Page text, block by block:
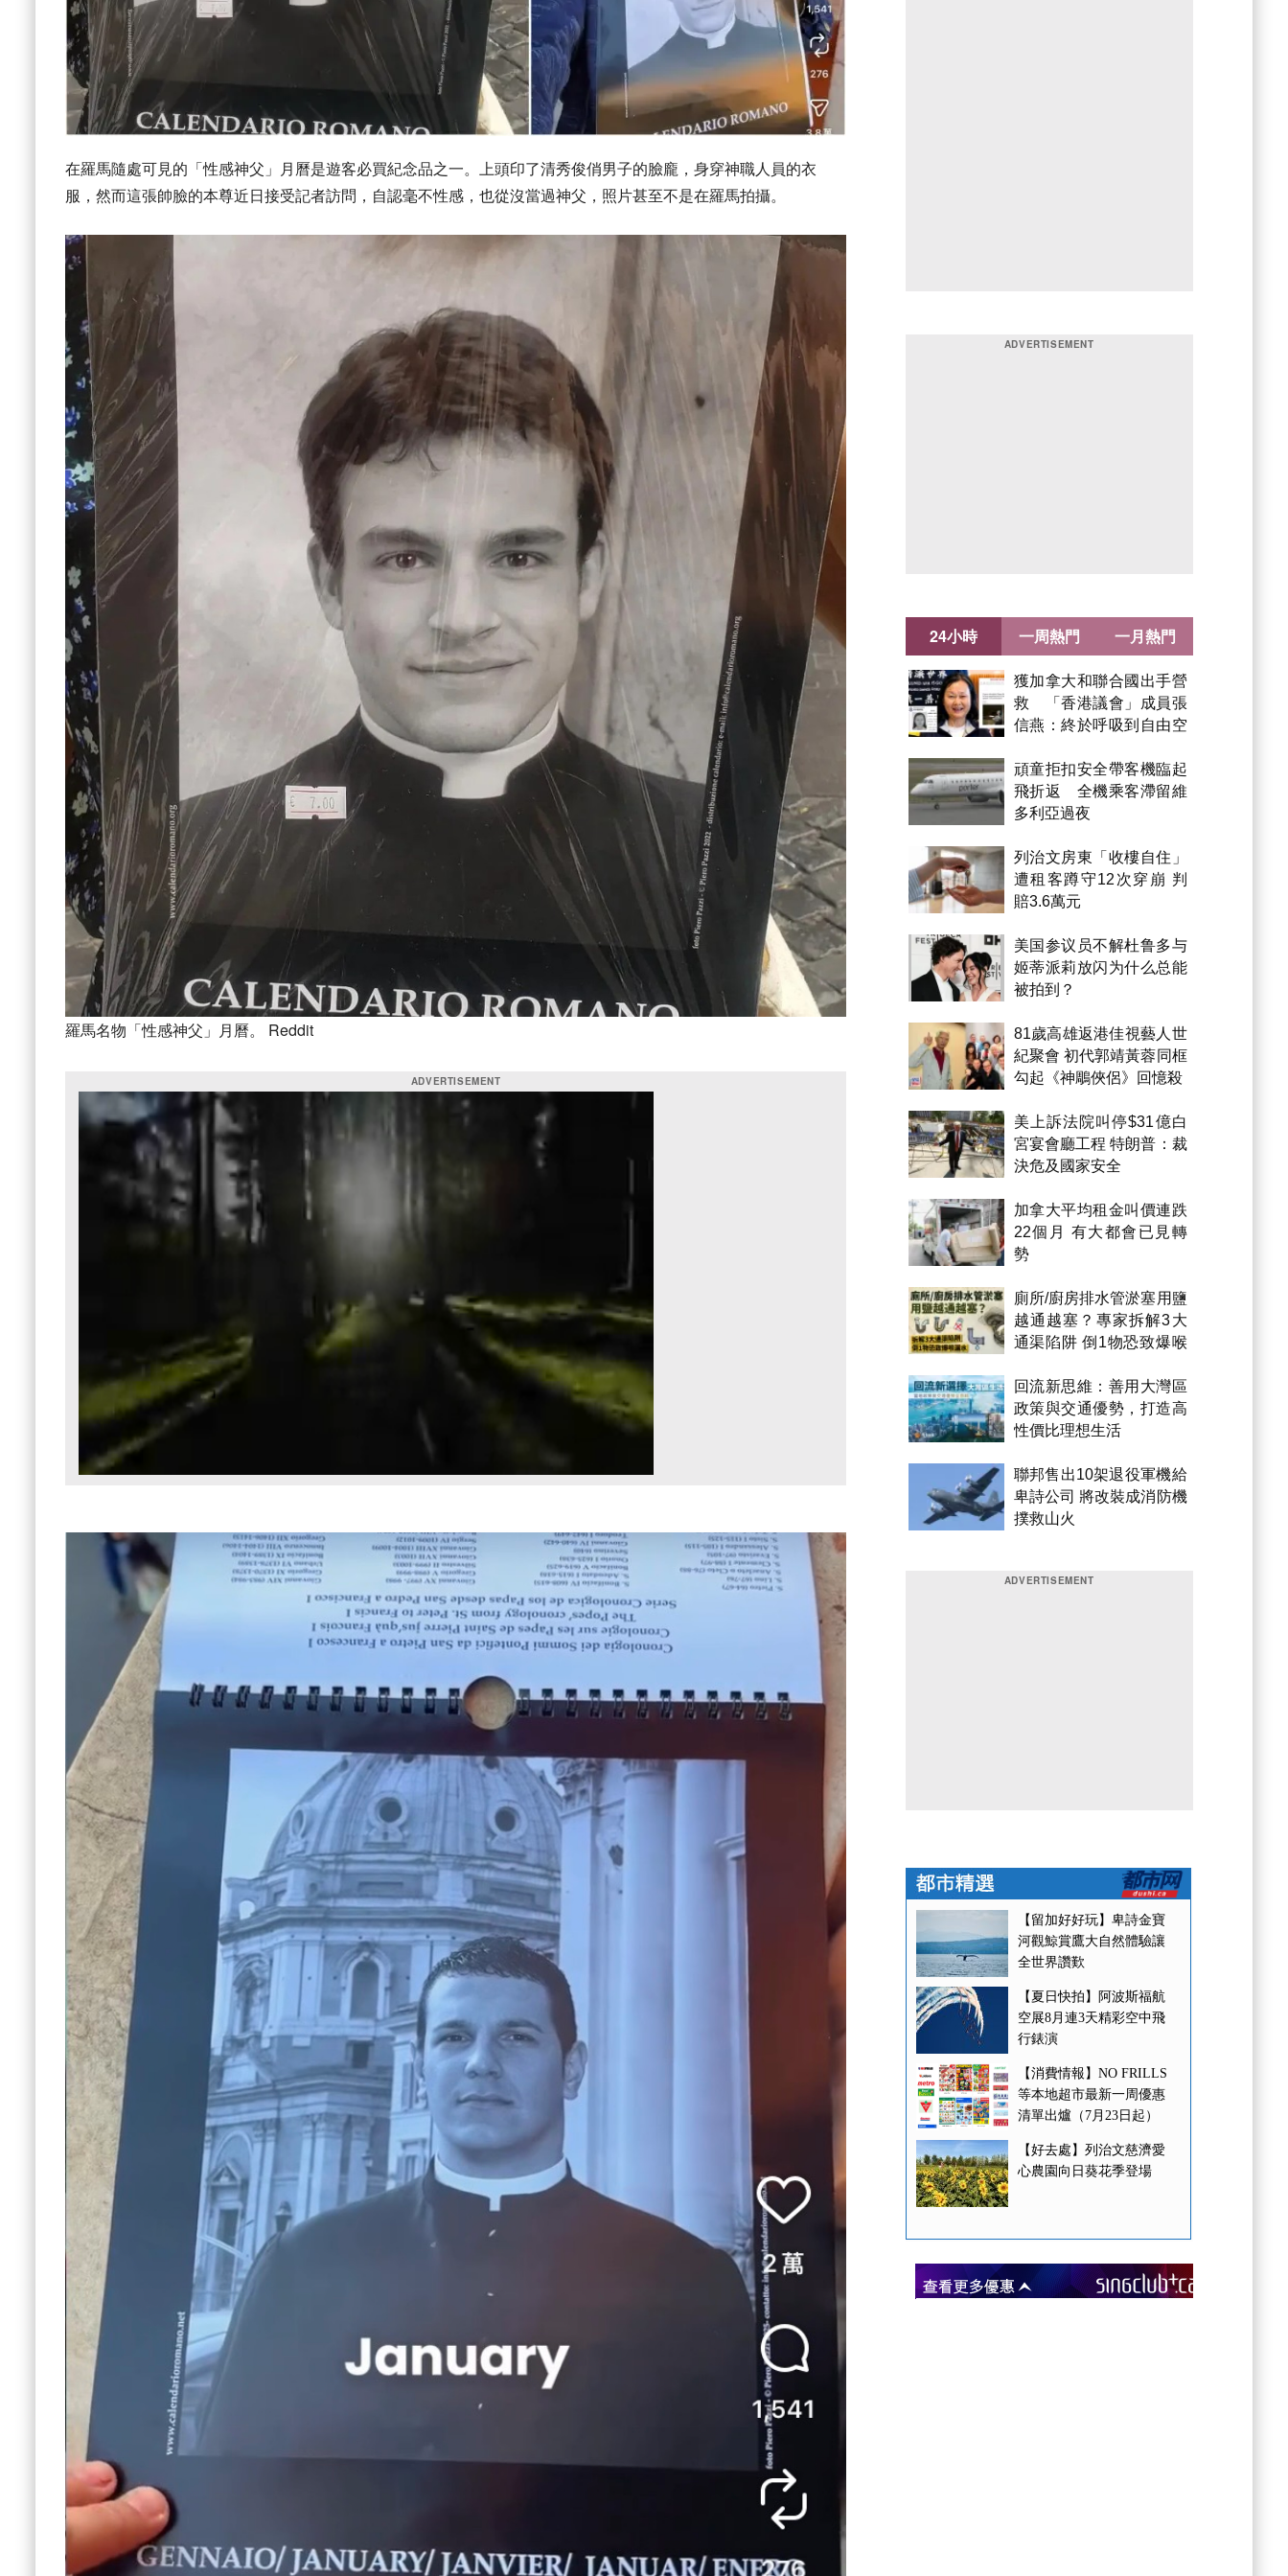
在羅馬隨處可見的「性感神父」月曆是遊客必買紀念品之一。上頭印了清秀俊俏男子的臉龐，身穿神職人員的衣
服，然而這張帥臉的本尊近日接受記者訪問，自認毫不性感，也從沒當過神父，照片甚至不是在羅馬拍攝。
羅馬名物「性感神父」月曆。 Reddit
24小時
獲加拿大和聯合國出手營
救 「香港議會」成員張
信燕：終於呼吸到自由空
頑童拒扣安全帶客機臨起
飛折返 全機乘客滯留維
多利亞過夜
列治文房東「收樓自住」
遭租客蹲守12次穿崩 判
賠3.6萬元
美国参议员不解杜鲁多与
姬蒂派莉放闪为什么总能
被拍到？
81歲高雄返港佳視藝人世
紀聚會 初代郭靖黃蓉同框
勾起《神鵰俠侶》回憶殺
美上訴法院叫停$31億白
宮宴會廳工程 特朗普：裁
決危及國家安全
加拿大平均租金叫價連跌
22個月 有大都會已見轉
勢
廁所/廚房排水管淤塞用鹽
越通越塞？專家拆解3大
通渠陷阱 倒1物恐致爆喉
回流新思維：善用大灣區
政策與交通優勢，打造高
性價比理想生活
聯邦售出10架退役軍機給
卑詩公司 將改裝成消防機
撲救山火
一周熱門 一月熱門